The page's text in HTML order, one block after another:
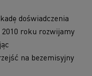
doświadczenia
roku rozwijamy
na bezemisyjny